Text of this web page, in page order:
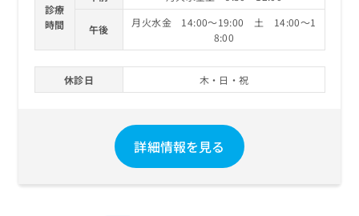
診療
時間
午後
月火水金 14:00～19:00 土 14:00～1
8:00
休診日 木・日・祝
詳細情報を見る